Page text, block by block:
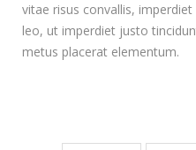
vitae risus convallis,
leo, ut imperdiet justo
metus placerat elementum.